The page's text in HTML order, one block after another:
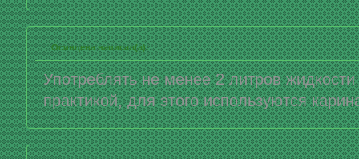
Осинцева написал(а):
Употреблять не менее 2 литров жидкости
практикой, для этого используются